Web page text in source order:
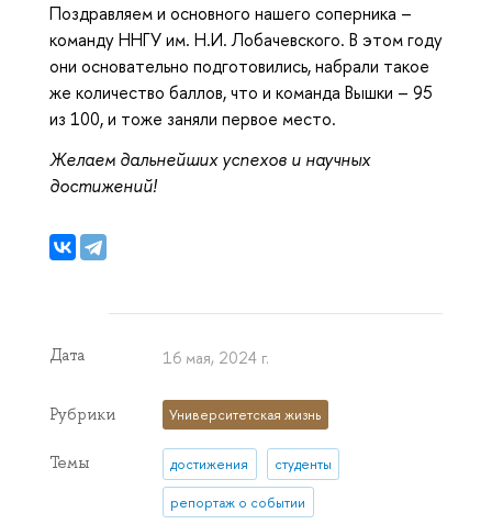
Поздравляем и основного нашего соперника –
команду ННГУ им. Н.И. Лобачевского. В этом году
они основательно подготовились, набрали такое
же количество баллов, что и команда Вышки – 95
из 100, и тоже заняли первое место.
Желаем дальнейших успехов и научных
достижений!
Дата 16 мая, 2024 г.
Рубрики Университетская жизнь
Темы достижения студенты
репортаж о событии